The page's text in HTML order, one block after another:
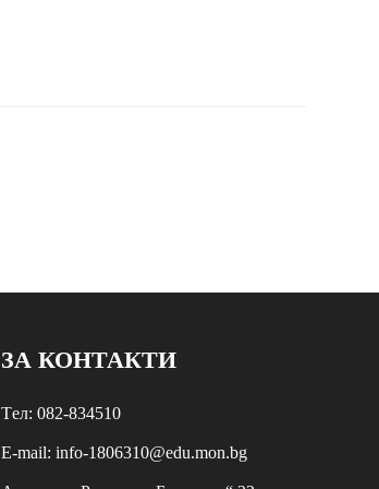
ЗА КОНТАКТИ
Tел: 082-834510
E-mail: info-1806310@edu.mon.bg